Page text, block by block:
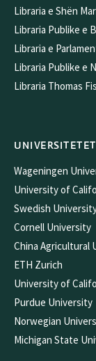
Libraria e Shën
Libraria Publike e
Libraria e
Libraria Publike e
Libraria Thomas
Wageningen
University of
Swedish
Cornell University
China Agricultural
ETH Zurich
University of
Purdue University
Norwegian
Michigan State